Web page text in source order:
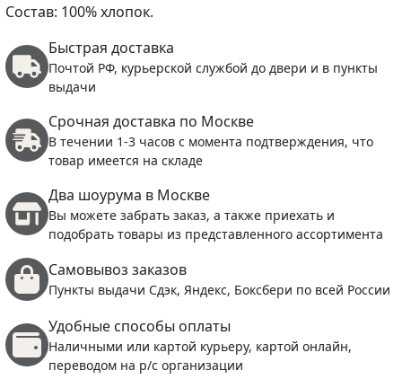
Состав: 100% хлопок.
Быстрая доставка
Почтой РФ, курьерской службой до двери и в пункты
выдачи
Срочная доставка по Москве
В течении 1-3 часов с момента подтверждения, что
товар имеется на складе
Два шоурума в Москве
Вы можете забрать заказ, а также приехать и
подобрать товары из представленного ассортимента
Самовывоз заказов
Пункты выдачи Сдэк, Яндекс, Боксбери по всей России
Удобные способы оплаты
Наличными или картой курьеру, картой онлайн,
переводом на р/с организации